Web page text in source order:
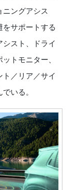
ングアシス
をサポートする
スト、ドライ
トモニター、
ト／リア／サイ
いる。